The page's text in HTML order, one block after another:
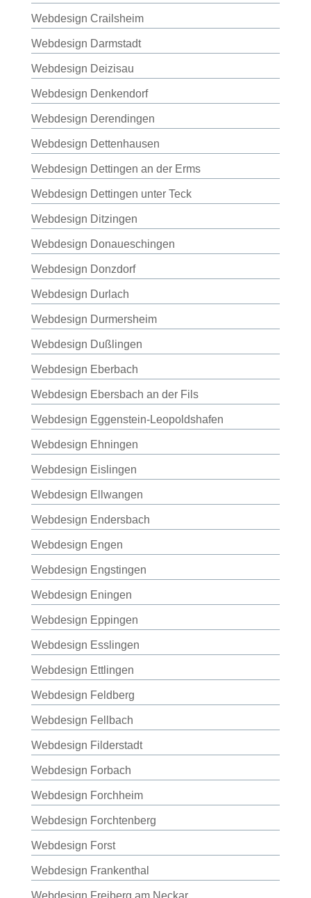
Webdesign Crailsheim
Webdesign Darmstadt
Webdesign Deizisau
Webdesign Denkendorf
Webdesign Derendingen
Webdesign Dettenhausen
Webdesign Dettingen an der Erms
Webdesign Dettingen unter Teck
Webdesign Ditzingen
Webdesign Donaueschingen
Webdesign Donzdorf
Webdesign Durlach
Webdesign Durmersheim
Webdesign Dußlingen
Webdesign Eberbach
Webdesign Ebersbach an der Fils
Webdesign Eggenstein-Leopoldshafen
Webdesign Ehningen
Webdesign Eislingen
Webdesign Ellwangen
Webdesign Endersbach
Webdesign Engen
Webdesign Engstingen
Webdesign Eningen
Webdesign Eppingen
Webdesign Esslingen
Webdesign Ettlingen
Webdesign Feldberg
Webdesign Fellbach
Webdesign Filderstadt
Webdesign Forbach
Webdesign Forchheim
Webdesign Forchtenberg
Webdesign Forst
Webdesign Frankenthal
Webdesign Freiberg am Neckar